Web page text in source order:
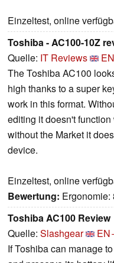
Einzeltest, online
Toshiba - AC100-10Z
Quelle: IT Reviews
The Toshiba AC100
high thanks to a super
work in this format.
editing it doesn't
without the Market it
device.
Einzeltest, online
Bewertung: Ergonomie:
Toshiba AC100 Review
Quelle: Slashgear
If Toshiba can manage